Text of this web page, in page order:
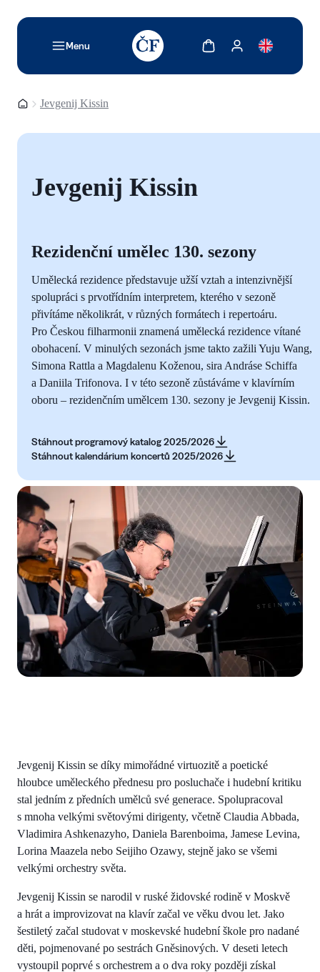
Menu
TODO: Add description for reader
Zobrazit košíkZobrazit můj účet
Domovská stránka
Jevgenij Kissin
Jevgenij Kissin
Rezidenční umělec 130. sezony
Umělecká rezidence představuje užší vztah a intenzivnější
spolupráci s prvotřídním interpretem, kterého v sezoně
přivítáme několikrát, v různých formátech i repertoáru.
Pro Českou filharmonii znamená umělecká rezidence vítané
obohacení. V minulých sezonách jsme takto zažili Yuju Wang,
Simona Rattla a Magdalenu Koženou, sira Andráse Schiffa
a Daniila Trifonova. I v této sezoně zůstáváme v klavírním
oboru – rezidenčním umělcem 130. sezony je Jevgenij Kissin.
Stáhnout programový katalog 2025/2026
Stáhnout kalendárium koncertů 2025/2026
Jevgenij Kissin se díky mimořádné virtuozitě a poetické
hloubce uměleckého přednesu pro posluchače i hudební kritiku
stal jedním z předních umělců své generace. Spolupracoval
s mnoha velkými světovými dirigenty, včetně Claudia Abbada,
Vladimira Ashkenazyho, Daniela Barenboima, Jamese Levina,
Lorina Maazela nebo Seijiho Ozawy, stejně jako se všemi
velkými orchestry světa.
Jevgenij Kissin se narodil v ruské židovské rodině v Moskvě
a hrát a improvizovat na klavír začal ve věku dvou let. Jako
šestiletý začal studovat v moskevské hudební škole pro nadané
děti, pojmenované po sestrách Gněsinových. V deseti letech
vystoupil poprvé s orchestrem a o dva roky později získal